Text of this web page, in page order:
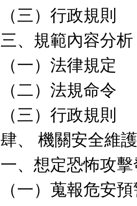
（三）行政規則
三、規範內容分析
（一）法律規定
（二）法規命令
（三）行政規則
肆、 機關安全維
一、想定恐怖攻
（一）蒐報危安